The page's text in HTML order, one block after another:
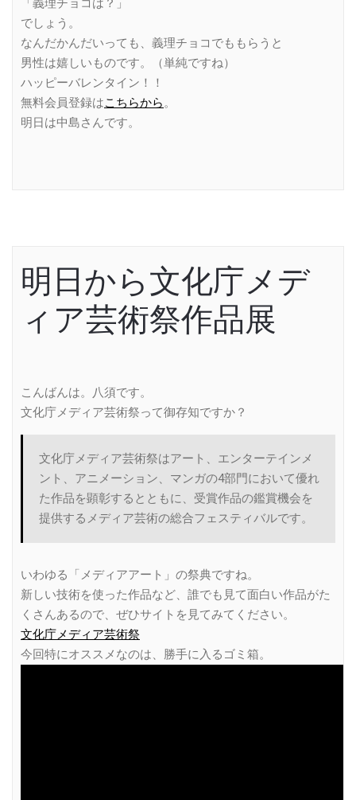
「義理チョコは？」
でしょう。
なんだかんだいっても、義理チョコでももらうと
男性は嬉しいものです。（単純ですね）
ハッピーバレンタイン！！
無料会員登録はこちらから。
明日は中島さんです。
明日から文化庁メデ
ィア芸術祭作品展
こんばんは。八須です。
文化庁メディア芸術祭って御存知ですか？
文化庁メディア芸術祭はアート、エンターテインメ
ント、アニメーション、マンガの4部門において優れ
た作品を顕彰するとともに、受賞作品の鑑賞機会を
提供するメディア芸術の総合フェスティバルです。
いわゆる「メディアアート」の祭典ですね。
新しい技術を使った作品など、誰でも見て面白い作品がた
くさんあるので、ぜひサイトを見てみてください。
文化庁メディア芸術祭
今回特にオススメなのは、勝手に入るゴミ箱。